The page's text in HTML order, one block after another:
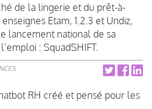
de la lingerie et du prêt-à-
Etam, 1.2.3 et Undiz,
lancement national de sa
: SquadSHIFT.
RH créé et pensé pour les